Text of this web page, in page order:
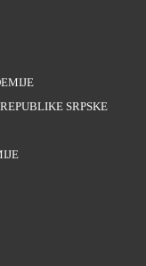
SRPSKE